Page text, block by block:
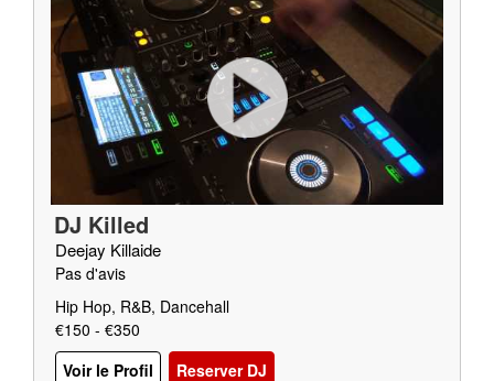
DJ Killed
Deejay Killaide
Pas d'avis
Hip Hop, R&B, Dancehall
€150 - €350
Voir le Profil
Reserver DJ